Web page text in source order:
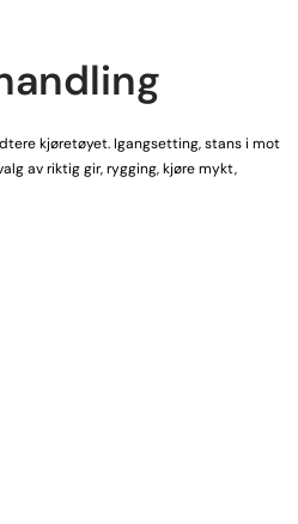
kjøretøyet. Igangsetting, stans i mot
av riktig gir, rygging, kjøre mykt,